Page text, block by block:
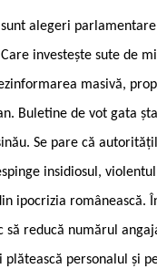
alegeri
investește sute de
masivă,
Buletine de vot gata
Se pare că
insidiosul,
ipocrizia românească.
reducă numărul
personalul și